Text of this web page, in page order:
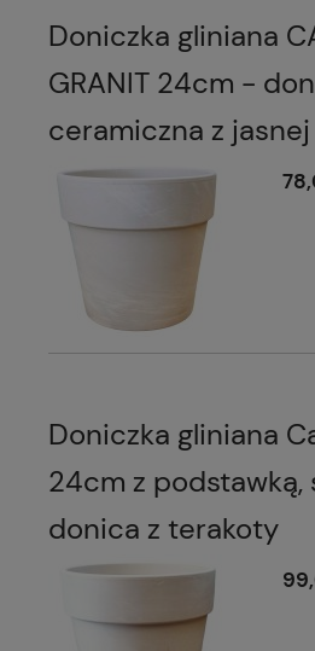
Doniczka gliniana
GRANIT 24cm -
ceramiczna z
Doniczka gliniana
24cm z podstawką,
donica z terakoty